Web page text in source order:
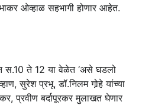
ओव्हाळ सहभागी होणार आहेत.
स.10 ते 12 या वेळेत ‘असे घडलो
सुरेश प्रभू, डॉ.निलम गोर्‍हे यांच्या
प्रवीण बर्दापूरकर मुलाखत घेणार